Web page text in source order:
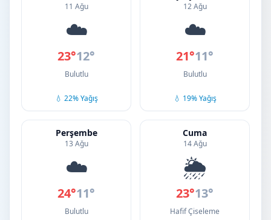
11 Ağu
☁️
23°12°
Bulutlu
💧 22% Yağış
12 Ağu
☁️
21°11°
Bulutlu
💧 19% Yağış
Perşembe
13 Ağu
☁️
24°11°
Bulutlu
Cuma
14 Ağu
🌦️
23°13°
Hafif Çiseleme